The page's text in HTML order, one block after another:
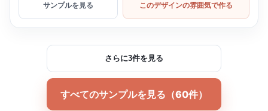
サンプルを見る このデザインの雰囲気で作る
さらに3件を見る
すべてのサンプルを見る（60件）